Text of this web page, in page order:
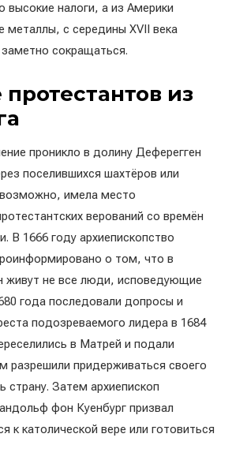
высокие налоги, а из Америки
металлы, с середины XVII века
сокращаться.
из
проникло в долину Деферегген
поселившихся шахтёров или
имела место
верований со времён
В 1666 году архиепископство
о том, что в
живут не все люди, исповедующие
года последовали допросы и
подозреваемого лидера в 1684
в Матрей и подали
разрешили придерживаться своего
страну. Затем архиепископ
фон Куенбург призвал
к католической вере или готовиться